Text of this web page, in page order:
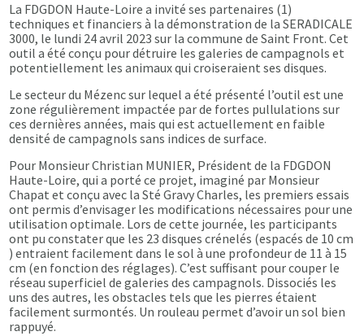
La FDGDON Haute-Loire a invité ses partenaires (1)
techniques et financiers à la démonstration de la SERADICALE
3000, le lundi 24 avril 2023 sur la commune de Saint Front. Cet
outil a été conçu pour détruire les galeries de campagnols et
potentiellement les animaux qui croiseraient ses disques.
Le secteur du Mézenc sur lequel a été présenté l’outil est une
zone régulièrement impactée par de fortes pullulations sur
ces dernières années, mais qui est actuellement en faible
densité de campagnols sans indices de surface.
Pour Monsieur Christian MUNIER, Président de la FDGDON
Haute-Loire, qui a porté ce projet, imaginé par Monsieur
Chapat et conçu avec la Sté Gravy Charles, les premiers essais
ont permis d’envisager les modifications nécessaires pour une
utilisation optimale. Lors de cette journée, les participants
ont pu constater que les 23 disques crénelés (espacés de 10 cm
) entraient facilement dans le sol à une profondeur de 11 à 15
cm (en fonction des réglages). C’est suffisant pour couper le
réseau superficiel de galeries des campagnols. Dissociés les
uns des autres, les obstacles tels que les pierres étaient
facilement surmontés. Un rouleau permet d’avoir un sol bien
rappuyé.